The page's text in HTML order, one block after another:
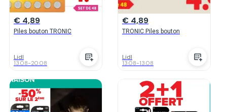
€ 4,89
Piles bouton TRONIC
Lidl
13.08-20.08
€ 4,89
TRONIC Piles bouton
Lidl
13.08-13.08